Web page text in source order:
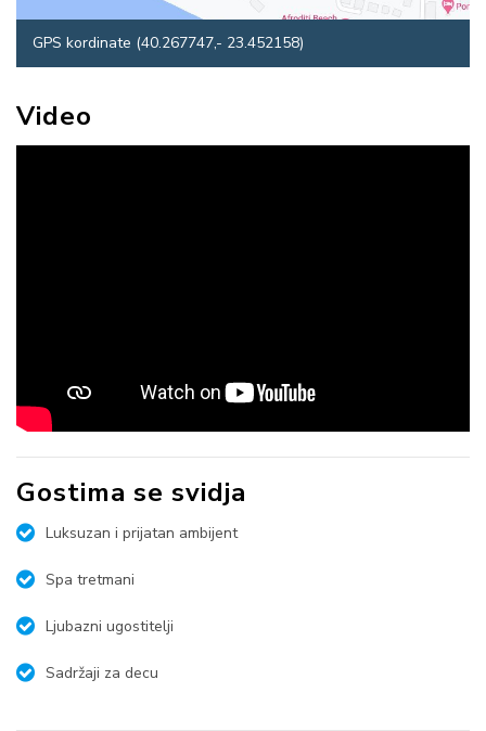
GPS kordinate (40.267747,- 23.452158)
Video
Gostima se svidja
Luksuzan i prijatan ambijent
Spa tretmani
Ljubazni ugostitelji
Sadržaji za decu